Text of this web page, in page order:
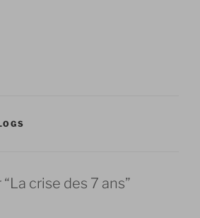
crise des 7 ans”